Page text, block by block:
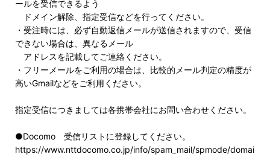
ールを受信できるよう
ドメイン解除、指定受信などを行ってください。
・受注時には、必ず自動返信メールが送信されますので、受信
できない場合は、異なるメール
アドレスを記載してご連絡ください。
・フリーメールをご利用の場合は、比較的メール判定の精度が
高いGmailなどをご利用ください。
指定受信につきましては各携帯会社にお問い合わせください。
●Docomo 受信リストに登録してください。
https://www.nttdocomo.co.jp/info/spam_mail/spmode/domai